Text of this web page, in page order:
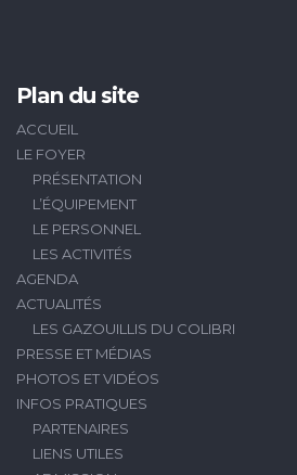
Plan du site
ACCUEIL
LE FOYER
PRÉSENTATION
L’ÉQUIPEMENT
LE PERSONNEL
LES ACTIVITÉS
AGENDA
ACTUALITÉS
LES GAZOUILLIS DU COLIBRI
PRESSE ET MÉDIAS
PHOTOS ET VIDÉOS
INFOS PRATIQUES
PARTENAIRES
LIENS UTILES